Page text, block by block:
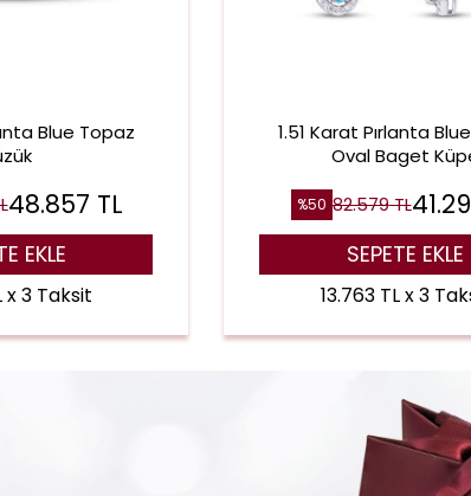
Blue Topaz
48.857 TL
EKLE
x 3 Taksit
1.51 Karat Pırlanta
Oval Baget
%50 82.579TL
SEPETE EKLE
13.763 TL x 3